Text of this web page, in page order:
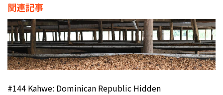
関連記事
#144 Kahwe: Dominican Republic Hidden